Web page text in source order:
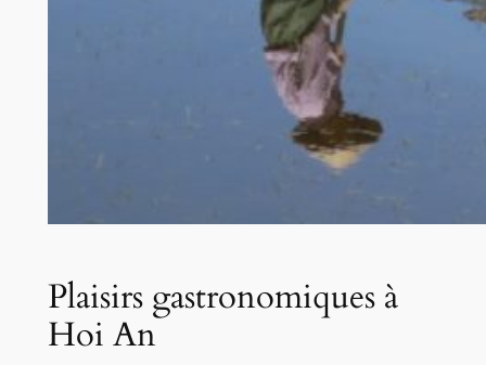
Plaisirs gastronomiques à
Hoi An